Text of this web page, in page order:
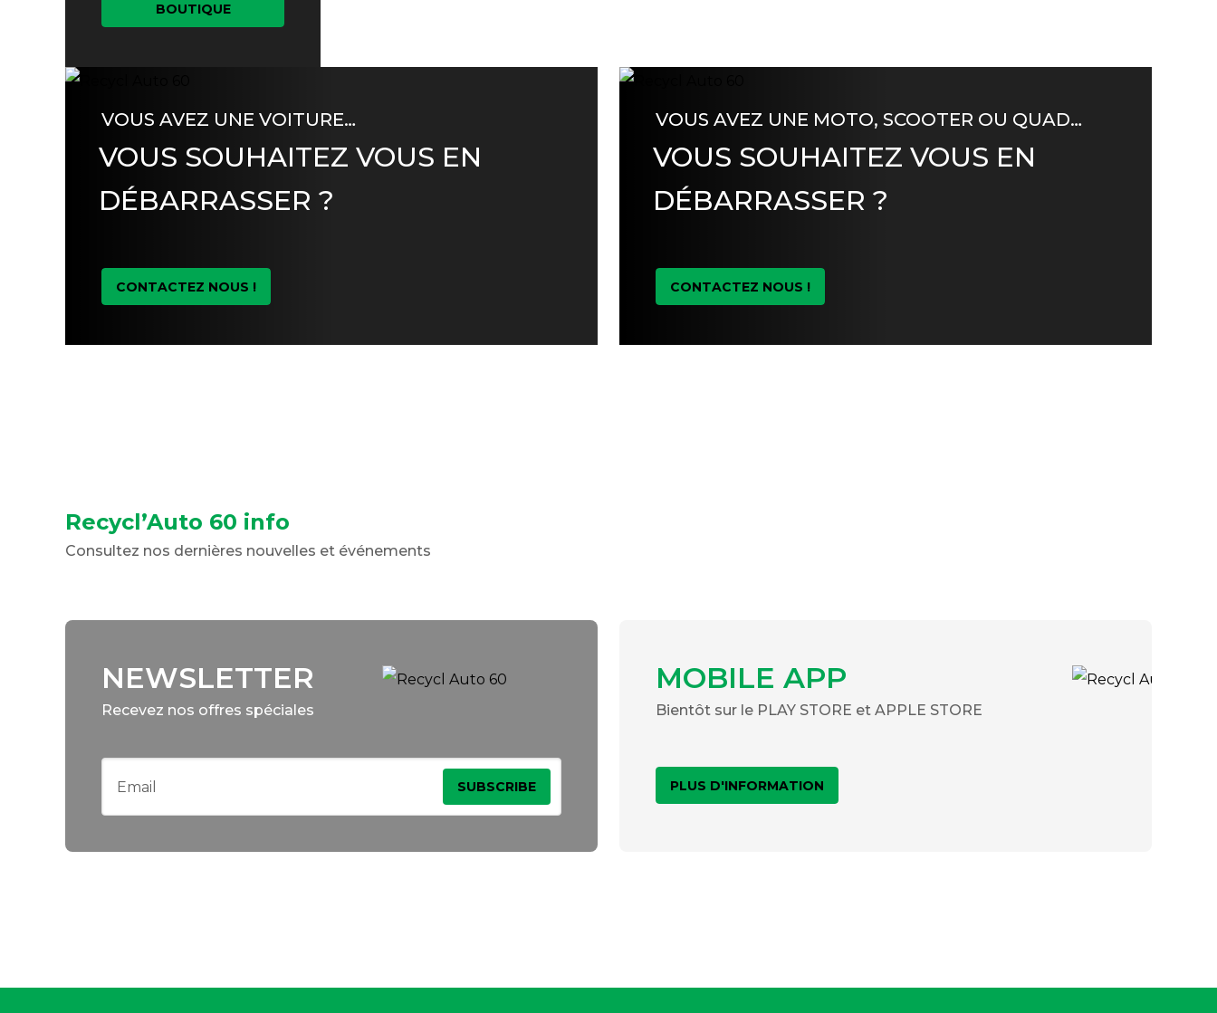
BOUTIQUE
VOUS AVEZ UNE VOITURE…
VOUS SOUHAITEZ VOUS EN
DÉBARRASSER ?
CONTACTEZ NOUS !
VOUS AVEZ UNE MOTO, SCOOTER OU QUAD…
VOUS SOUHAITEZ VOUS EN
DÉBARRASSER ?
CONTACTEZ NOUS !
Recycl’Auto 60 info
Consultez nos dernières nouvelles et événements
NEWSLETTER
Recevez nos offres spéciales
MOBILE APP
Bientôt sur le PLAY STORE et APPLE STORE
PLUS D'INFORMATION